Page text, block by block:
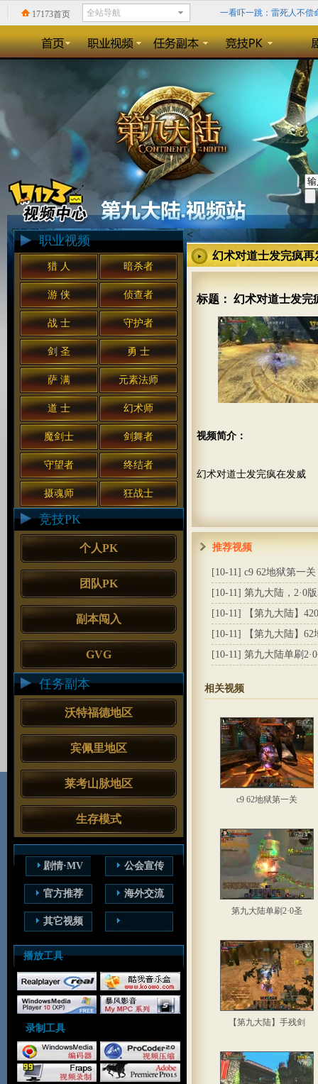
17173首页 一看吓一跳：雷死人不偿
回忆录:小学时山寨小霸
精确到0.1毫秒？《天神
《暗黑3》格里德的领域
职业视频
猎 人 暗杀者
游 侠 侦查者
战 士 守护者
剑 圣 勇 士
萨 满 元素法师
道 士 幻术师
魔剑士 剑舞者
守望者 终结者
摄魂师 狂战士
竞技PK
个人PK
团队PK
副本闯入
GVG
任务副本
沃特福德地区
宾佩里地区
莱考山脉地区
生存模式
剧情·MV 公会宣传
官方推荐 海外交流
其它视频
播放工具
录制工具
<
幻术对道士发完疯再
标题： 幻术对道士发完
视频简介：
幻术对道士发完疯在发威
推荐视频
[10-11] c9 62地狱第一关
[10-11] 第九大陆，2·0
[10-11]
【第九大陆】
[10-11]
【第九大陆】
[10-11] 第九大陆单刷
相关视频
c9 62地狱第一关
第九大陆单刷2·0圣
【第九大陆】手残剑